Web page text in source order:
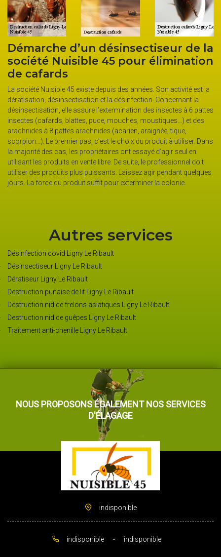
Démarche d’un désinsectiseur de la
société Nuisible 45 pour élimination
de cafards
La société Nuisible 45 existe depuis des années. Son activité est la
dératisation, désinsectisation et la désinfection. Concernant la
désinsectisation, elle assure l’extermination des insectes à 6 pattes
insectes (cafards, blattes, puce, mouches, moustiques…) et des
arachnides à 8 pattes arachnides (acarien, araignée, tique,
scorpion…). Le premier pas, c’est le choix du produit à utiliser. Dans
la majorité des cas, les propriétaires ont essayé d’agir seul en
utilisant les produits en vente libre. De suite, le professionnel doit
utiliser des produits plus puissants. Laissez agir pendant quelques
jours. La force du produit suffit pour exterminer la colonie.
Autres services
Désinfection covid Ligny Le Ribault
Désinsectiseur Ligny Le Ribault
Dératiseur Ligny Le Ribault
Destruction punaise de lit Ligny Le Ribault
Destruction nid de frelons asiatiques Ligny Le Ribault
Destruction nid de guêpes Ligny Le Ribault
Traitement anti-chenille Ligny Le Ribault
NOUS PROPOSONS ÉGALEMENT NOS SERVICES
D'ÉLAGAGE
indisponible
indisponible - indisponible